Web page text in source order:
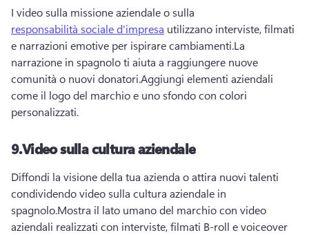
I video sulla missione aziendale o sulla
responsabilità sociale d'impresa utilizzano interviste, filmati
e narrazioni emotive per ispirare cambiamenti.La
narrazione in spagnolo ti aiuta a raggiungere nuove
comunità o nuovi donatori.Aggiungi elementi aziendali
come il logo del marchio e uno sfondo con colori
personalizzati.
9.Video sulla cultura aziendale
Diffondi la visione della tua azienda o attira nuovi talenti
condividendo video sulla cultura aziendale in
spagnolo.Mostra il lato umano del marchio con video
aziendali realizzati con interviste, filmati B-roll e voiceover